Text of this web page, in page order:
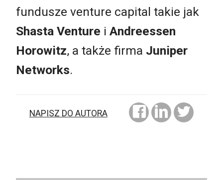
fundusze venture capital takie jak
Shasta Venture i Andreessen
Horowitz, a także firma Juniper
Networks.
NAPISZ DO AUTORA